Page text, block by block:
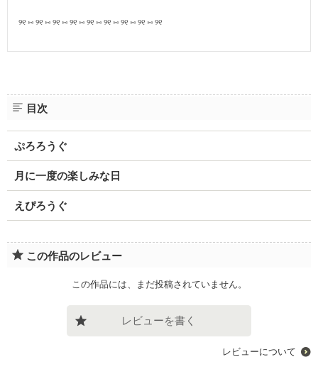
୨୧ ⑅ ୨୧ ⑅ ୨୧ ⑅ ୨୧ ⑅ ୨୧ ⑅ ୨୧ ⑅ ୨୧ ⑅ ୨୧ ⑅ ୨୧
目次
ぷろろうぐ
月に一度の楽しみな日
えぴろうぐ
この作品のレビュー
この作品には、まだ投稿されていません。
レビューを書く
レビューについて